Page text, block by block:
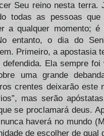
Seu reino nesta terra.
todas as pessoas
a qualquer momento;
entanto, o dia do
Primeiro, a apostasia
defendida. Ela sempre
uma grande
crentes deixarão este
mas serão
se proclamará deus.
haverá no mundo
de escolher de